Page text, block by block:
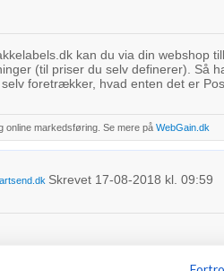
kan du via din webshop
(til priser du selv definerer). Så
foretrækker, hvad enten det er
online markedsføring. Se mere på WebGain.dk
Skrevet 17-08-2018 kl. 09:59
forskellige krav til embalalge,